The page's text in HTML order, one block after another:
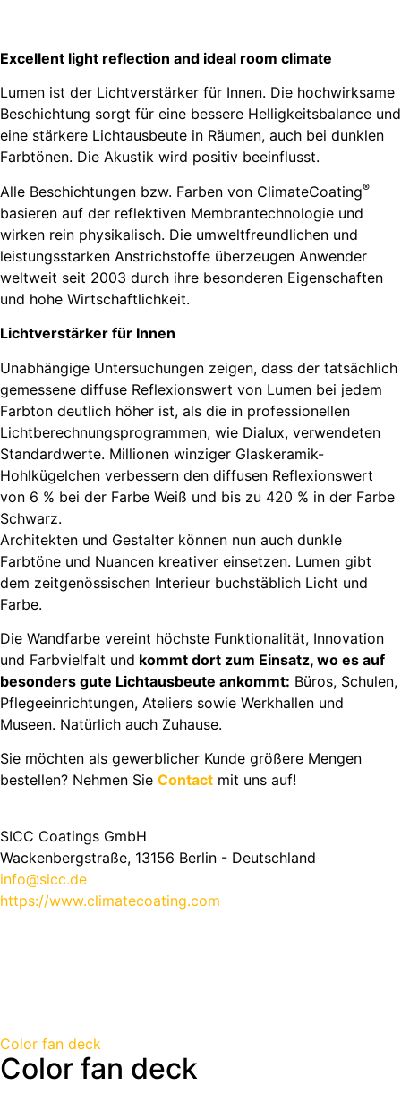
Excellent light reflection and ideal room climate
Lumen ist der Lichtverstärker für Innen. Die hochwirksame
Beschichtung sorgt für eine bessere Helligkeitsbalance und
eine stärkere Lichtausbeute in Räumen, auch bei dunklen
Farbtönen. Die Akustik wird positiv beeinflusst.
Alle Beschichtungen bzw. Farben von ClimateCoating®
basieren auf der reflektiven Membrantechnologie und
wirken rein physikalisch. Die umweltfreundlichen und
leistungsstarken Anstrichstoffe überzeugen Anwender
weltweit seit 2003 durch ihre besonderen Eigenschaften
und hohe Wirtschaftlichkeit.
Lichtverstärker für Innen
Unabhängige Untersuchungen zeigen, dass der tatsächlich
gemessene diffuse Reflexionswert von Lumen bei jedem
Farbton deutlich höher ist, als die in professionellen
Lichtberechnungsprogrammen, wie Dialux, verwendeten
Standardwerte. Millionen winziger Glaskeramik-
Hohlkügelchen verbessern den diffusen Reflexionswert
von 6 % bei der Farbe Weiß und bis zu 420 % in der Farbe
Schwarz.
Architekten und Gestalter können nun auch dunkle
Farbtöne und Nuancen kreativer einsetzen. Lumen gibt
dem zeitgenössischen Interieur buchstäblich Licht und
Farbe.
Die Wandfarbe vereint höchste Funktionalität, Innovation
und Farbvielfalt und kommt dort zum Einsatz, wo es auf
besonders gute Lichtausbeute ankommt: Büros, Schulen,
Pflegeeinrichtungen, Ateliers sowie Werkhallen und
Museen. Natürlich auch Zuhause.
Sie möchten als gewerblicher Kunde größere Mengen
bestellen? Nehmen Sie Contact mit uns auf!
SICC Coatings GmbH
Wackenbergstraße, 13156 Berlin - Deutschland
info@sicc.de
https://www.climatecoating.com
Color fan deck
Color fan deck